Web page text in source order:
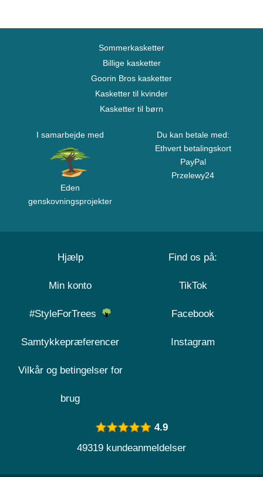
Sommerkasketter
Billige kasketter
Goorin Bros kasketter
Kasketter til kvinder
Kasketter til børn
I samarbejde med
Eden
genskovningsprojekter
Du kan betale med:
Ethvert betalingskort
PayPal
Przelewy24
Hjælp
Min konto
#StyleForTrees
Samtykkepræferencer
Vilkår og betingelser for
brug
Find os på:
TikTok
Facebook
Instagram
4.9
49319 kundeanmeldelser